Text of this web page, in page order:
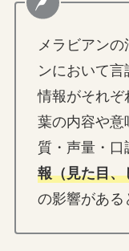
メラビアン
ンにおいて
情報がそれぞ
葉の内容や意
質・声量・口
報（見た目、
の影響がある